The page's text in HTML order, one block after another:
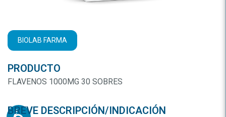
BIOLAB FARMA
PRODUCTO
FLAVENOS 1000MG 30 SOBRES
BREVE DESCRIPCIÓN/INDICACIÓN